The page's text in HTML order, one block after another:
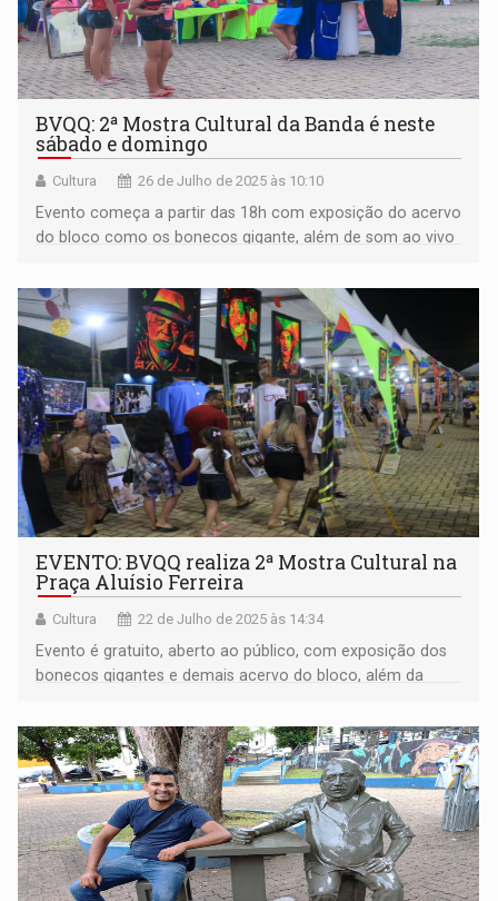
BVQQ: 2ª Mostra Cultural da Banda é neste
sábado e domingo
Cultura 26 de Julho de 2025 às 10:10
Evento começa a partir das 18h com exposição do acervo
do bloco como os bonecos gigante, além de som ao vivo
EVENTO: BVQQ realiza 2ª Mostra Cultural na
Praça Aluísio Ferreira
Cultura 22 de Julho de 2025 às 14:34
Evento é gratuito, aberto ao público, com exposição dos
bonecos gigantes e demais acervo do bloco, além da